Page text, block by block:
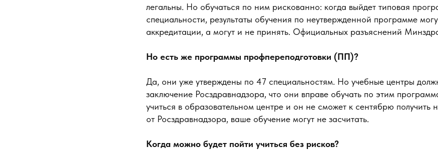
легальны. Но обучаться по ним рискованно: когда выйдет типовая
специальности, результаты обучения по неутвержденной программе
аккредитации, а могут и не принять. Официальных разъяснений
Но есть же программы профпереподготовки (ПП)?
Да, они уже утверждены по 47 специальностям. Но учебные центры
заключение Росздравнадзора, что они вправе обучать по этим
учиться в образовательном центре и он не сможет к сентябрю получить
от Росздравнадзора, ваше обучение могут не засчитать.
Когда можно будет пойти учиться без рисков?